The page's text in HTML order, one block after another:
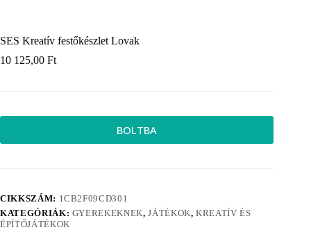
SES Kreatív festőkészlet Lovak
10 125,00 Ft
BOLTBA
CIKKSZÁM: 1CB2F09CD301
KATEGÓRIÁK: GYEREKEKNEK,JÁTÉKOK,KREATÍV ÉS
ÉPÍTŐJÁTÉKOK